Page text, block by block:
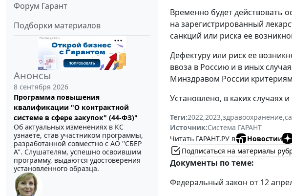
Форум Гарант
Подборки материалов
Анонсы
8 сентября 2026
Программа повышения
квалификации "О контрактной
системе в сфере закупок" (44-ФЗ)"
Об актуальных изменениях в КС
узнаете, став участником программы,
разработанной совместно с АО ''СБЕР
А". Слушателям, успешно освоившим
программу, выдаются удостоверения
установленного образца.
Временно будет действовать
на зарегистрированный
санкций или риска ее
Дефектуру или риск ее
ввоза в Россию и в иных
Минздравом России
Установлено, в каких случаях
Теги:2022,2023,здравоохранение,
Источник:Система ГАРАНТ
Читать ГАРАНТ.РУ в
Новостии
Подписаться на материалы
Документы по теме:
Федеральный закон от 12